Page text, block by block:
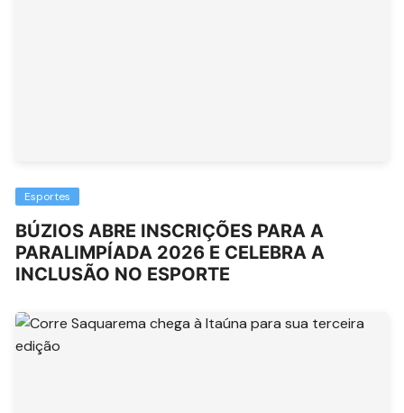
Esportes
BÚZIOS ABRE INSCRIÇÕES PARA A
PARALIMPÍADA 2026 E CELEBRA A
INCLUSÃO NO ESPORTE